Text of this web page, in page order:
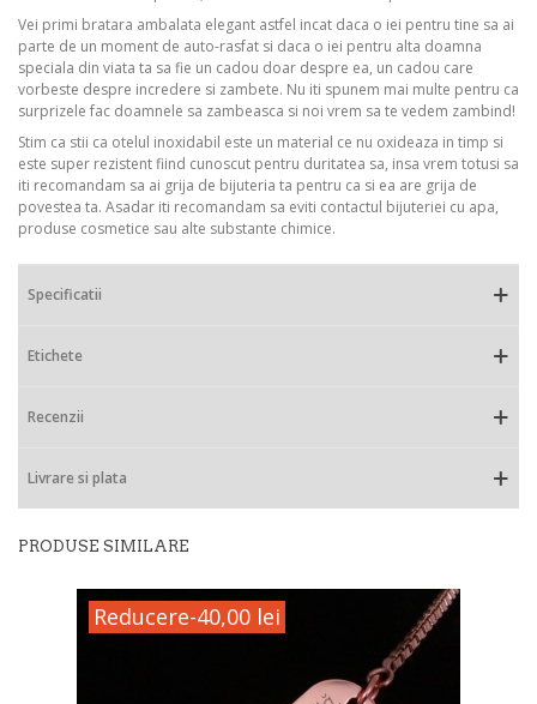
Vei primi bratara ambalata elegant astfel incat daca o iei pentru tine sa ai
parte de un moment de auto-rasfat si daca o iei pentru alta doamna
speciala din viata ta sa fie un cadou doar despre ea, un cadou care
vorbeste despre incredere si zambete. Nu iti spunem mai multe pentru ca
surprizele fac doamnele sa zambeasca si noi vrem sa te vedem zambind!
Stim ca stii ca otelul inoxidabil este un material ce nu oxideaza in timp si
este super rezistent fiind cunoscut pentru duritatea sa, insa vrem totusi sa
iti recomandam sa ai grija de bijuteria ta pentru ca si ea are grija de
povestea ta. Asadar iti recomandam sa eviti contactul bijuteriei cu apa,
produse cosmetice sau alte substante chimice.
Specificatii
Etichete
Recenzii
Livrare si plata
PRODUSE SIMILARE
Reducere-40,00 lei